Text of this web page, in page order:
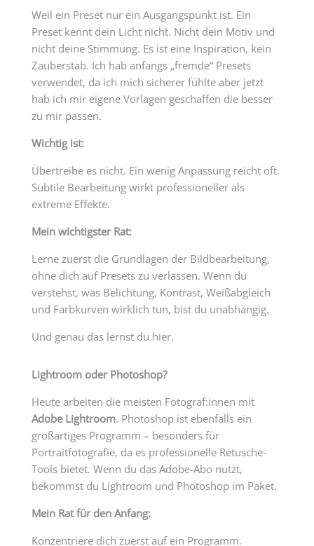
Weil ein Preset nur ein Ausgangspunkt ist. Ein
Preset kennt dein Licht nicht. Nicht dein Motiv und
nicht deine Stimmung. Es ist eine Inspiration, kein
Zauberstab. Ich hab anfangs „fremde“ Presets
verwendet, da ich mich sicherer fühlte aber jetzt
hab ich mir eigene Vorlagen geschaffen die besser
zu mir passen.
Wichtig ist:
Übertreibe es nicht. Ein wenig Anpassung reicht oft.
Subtile Bearbeitung wirkt professioneller als
extreme Effekte.
Mein wichtigster Rat:
Lerne zuerst die Grundlagen der Bildbearbeitung,
ohne dich auf Presets zu verlassen. Wenn du
verstehst, was Belichtung, Kontrast, Weißabgleich
und Farbkurven wirklich tun, bist du unabhängig.
Und genau das lernst du hier.
Lightroom oder Photoshop?
Heute arbeiten die meisten Fotograf:innen mit
Adobe Lightroom. Photoshop ist ebenfalls ein
großartiges Programm – besonders für
Portraitfotografie, da es professionelle Retusche-
Tools bietet. Wenn du das Adobe-Abo nutzt,
bekommst du Lightroom und Photoshop im Paket.
Mein Rat für den Anfang:
Konzentriere dich zuerst auf ein Programm.